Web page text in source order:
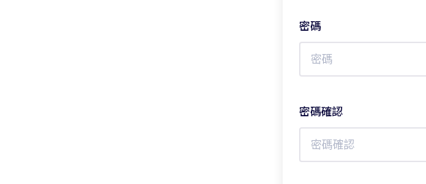
密碼
密碼確認